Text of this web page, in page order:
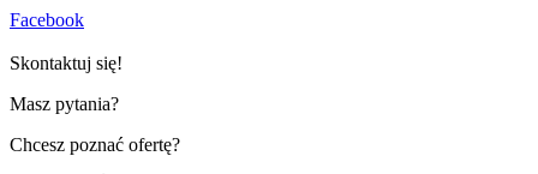
Facebook
Skontaktuj się!
Masz pytania?
Chcesz poznać ofertę?